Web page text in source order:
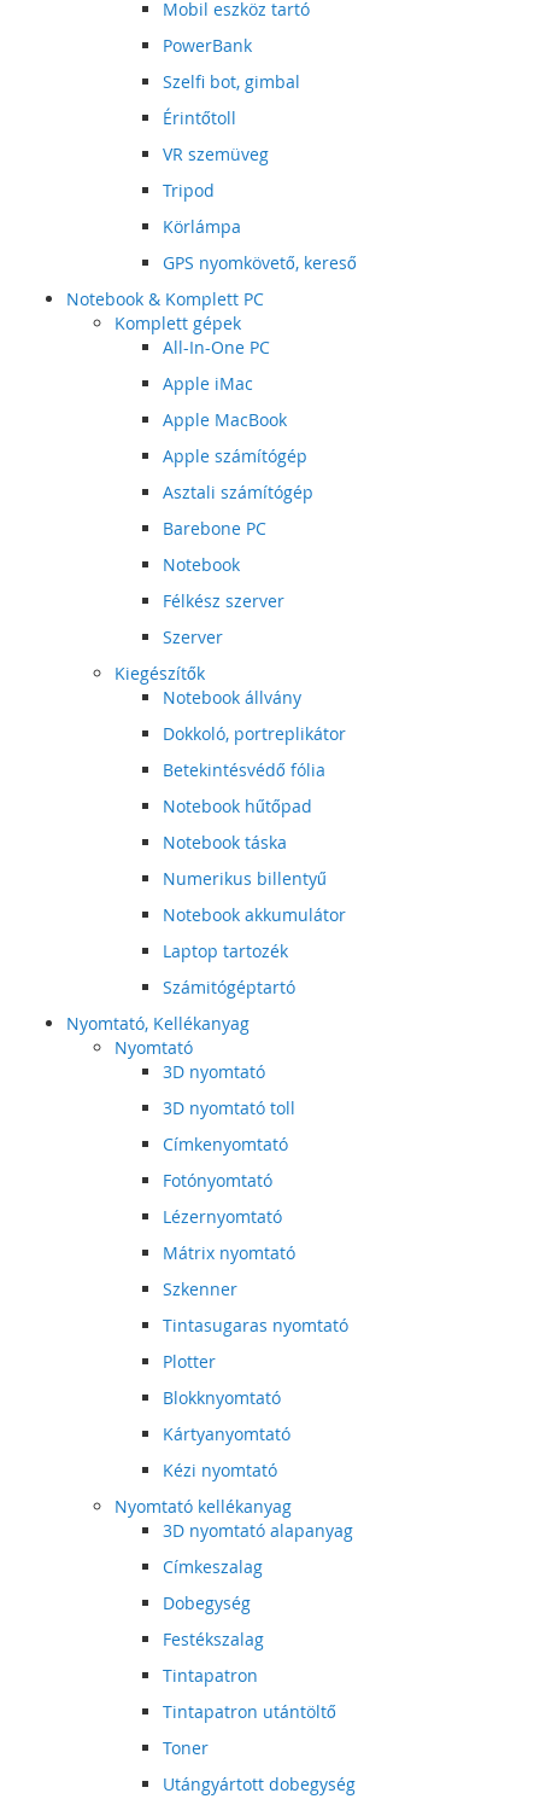
Mobil eszköz tartó
PowerBank
Szelfi bot, gimbal
Érintőtoll
VR szemüveg
Tripod
Körlámpa
GPS nyomkövető, kereső
Notebook & Komplett PC
Komplett gépek
All-In-One PC
Apple iMac
Apple MacBook
Apple számítógép
Asztali számítógép
Barebone PC
Notebook
Félkész szerver
Szerver
Kiegészítők
Notebook állvány
Dokkoló, portreplikátor
Betekintésvédő fólia
Notebook hűtőpad
Notebook táska
Numerikus billentyű
Notebook akkumulátor
Laptop tartozék
Számitógéptartó
Nyomtató, Kellékanyag
Nyomtató
3D nyomtató
3D nyomtató toll
Címkenyomtató
Fotónyomtató
Lézernyomtató
Mátrix nyomtató
Szkenner
Tintasugaras nyomtató
Plotter
Blokknyomtató
Kártyanyomtató
Kézi nyomtató
Nyomtató kellékanyag
3D nyomtató alapanyag
Címkeszalag
Dobegység
Festékszalag
Tintapatron
Tintapatron utántöltő
Toner
Utángyártott dobegység